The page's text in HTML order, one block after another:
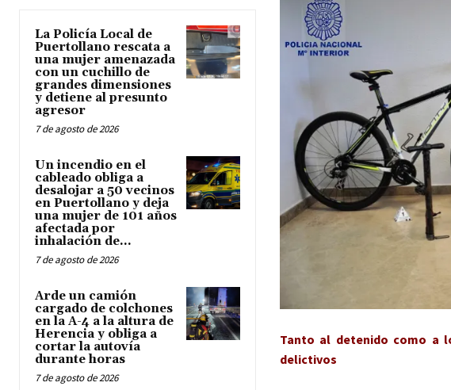
La Policía Local de
Puertollano rescata a
una mujer amenazada
con un cuchillo de
grandes dimensiones
y detiene al presunto
agresor
7 de agosto de 2026
Un incendio en el
cableado obliga a
desalojar a 50 vecinos
en Puertollano y deja
una mujer de 101 años
afectada por
inhalación de...
7 de agosto de 2026
Arde un camión
cargado de colchones
en la A-4 a la altura de
Herencia y obliga a
cortar la autovía
durante horas
7 de agosto de 2026
Tanto al detenido como a
delictivos